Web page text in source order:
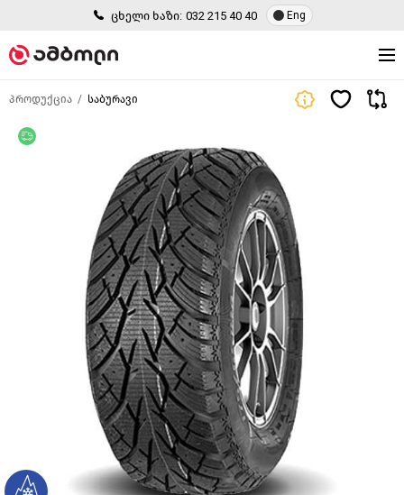
ცხელი ხაზი: 032 215 40 40 Eng
პროდუქცია საბურავი